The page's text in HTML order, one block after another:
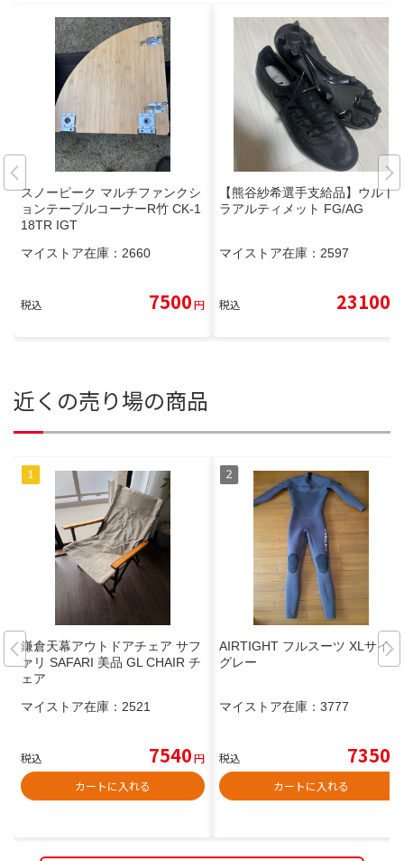
スノーピーク マルチファンクシ
ョンテーブルコーナーR竹 CK-1
18TR IGT
マイストア在庫： 2660
税込 7500円
【熊谷紗希選手支給品】ウルト
ラアルティメット FG/AG
マイストア在庫： 2597
税込 23100
近くの売り場の商品
鎌倉天幕アウトドアチェア サフ
ァリ SAFARI 美品 GL CHAIR チ
ェア
マイストア在庫： 2521
税込 7540円
カートに入れる
AIRTIGHT フルスーツ XLサイズ
グレー
マイストア在庫： 3777
税込 7350
カートに入れる